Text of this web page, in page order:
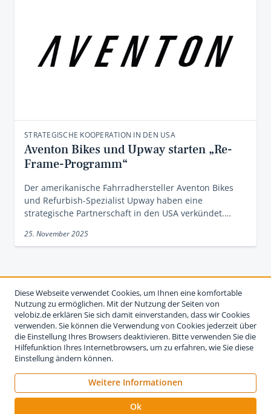
STRATEGISCHE KOOPERATION IN DEN USA
Aventon Bikes und Upway starten „Re-
Frame-Programm“
Der amerikanische Fahrradhersteller Aventon Bikes
und Refurbish-Spezialist Upway haben eine
strategische Partnerschaft in den USA verkündet.…
25. November 2025
Diese Webseite verwendet Cookies, um Ihnen eine komfortable
Nutzung zu ermöglichen. Mit der Nutzung der Seiten von
velobiz.de erklären Sie sich damit einverstanden, dass wir Cookies
verwenden. Sie können die Verwendung von Cookies jederzeit über
die Einstellung Ihres Browsers deaktivieren. Bitte verwenden Sie die
Hilfefunktion Ihres Internetbrowsers, um zu erfahren, wie Sie diese
Einstellung ändern können.
Weitere Informationen
Ok
Impressum Nutzungsbedingungen
Datenschutzerklärung
Werben auf velobiz.de